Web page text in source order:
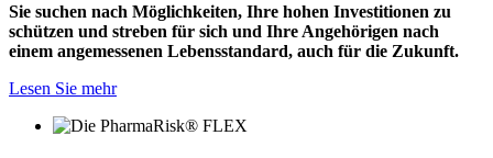
Sie suchen nach Möglichkeiten, Ihre hohen Investitionen zu
schützen und streben für sich und Ihre Angehörigen nach
einem angemessenen Lebensstandard, auch für die Zukunft.
Lesen Sie mehr